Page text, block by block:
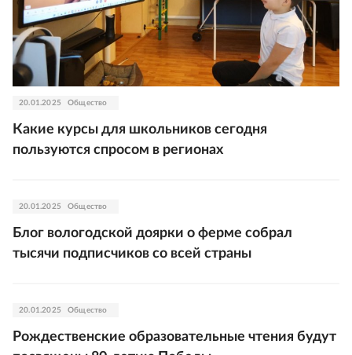
20.01.2025 Общество
Какие курсы для школьников сегодня
пользуются спросом в регионах
20.01.2025 Общество
Блог вологодской доярки о ферме собрал
тысячи подписчиков со всей страны
20.01.2025 Общество
Рождественские образовательные чтения будут